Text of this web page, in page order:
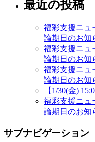
最近の投稿
福彩支援ニ
論期日のお知
福彩支援ニ
論期日のお知
福彩支援ニ
論期日のお知
【1/30(金)
福彩支援ニ
論期日のお知
サブナビゲーション